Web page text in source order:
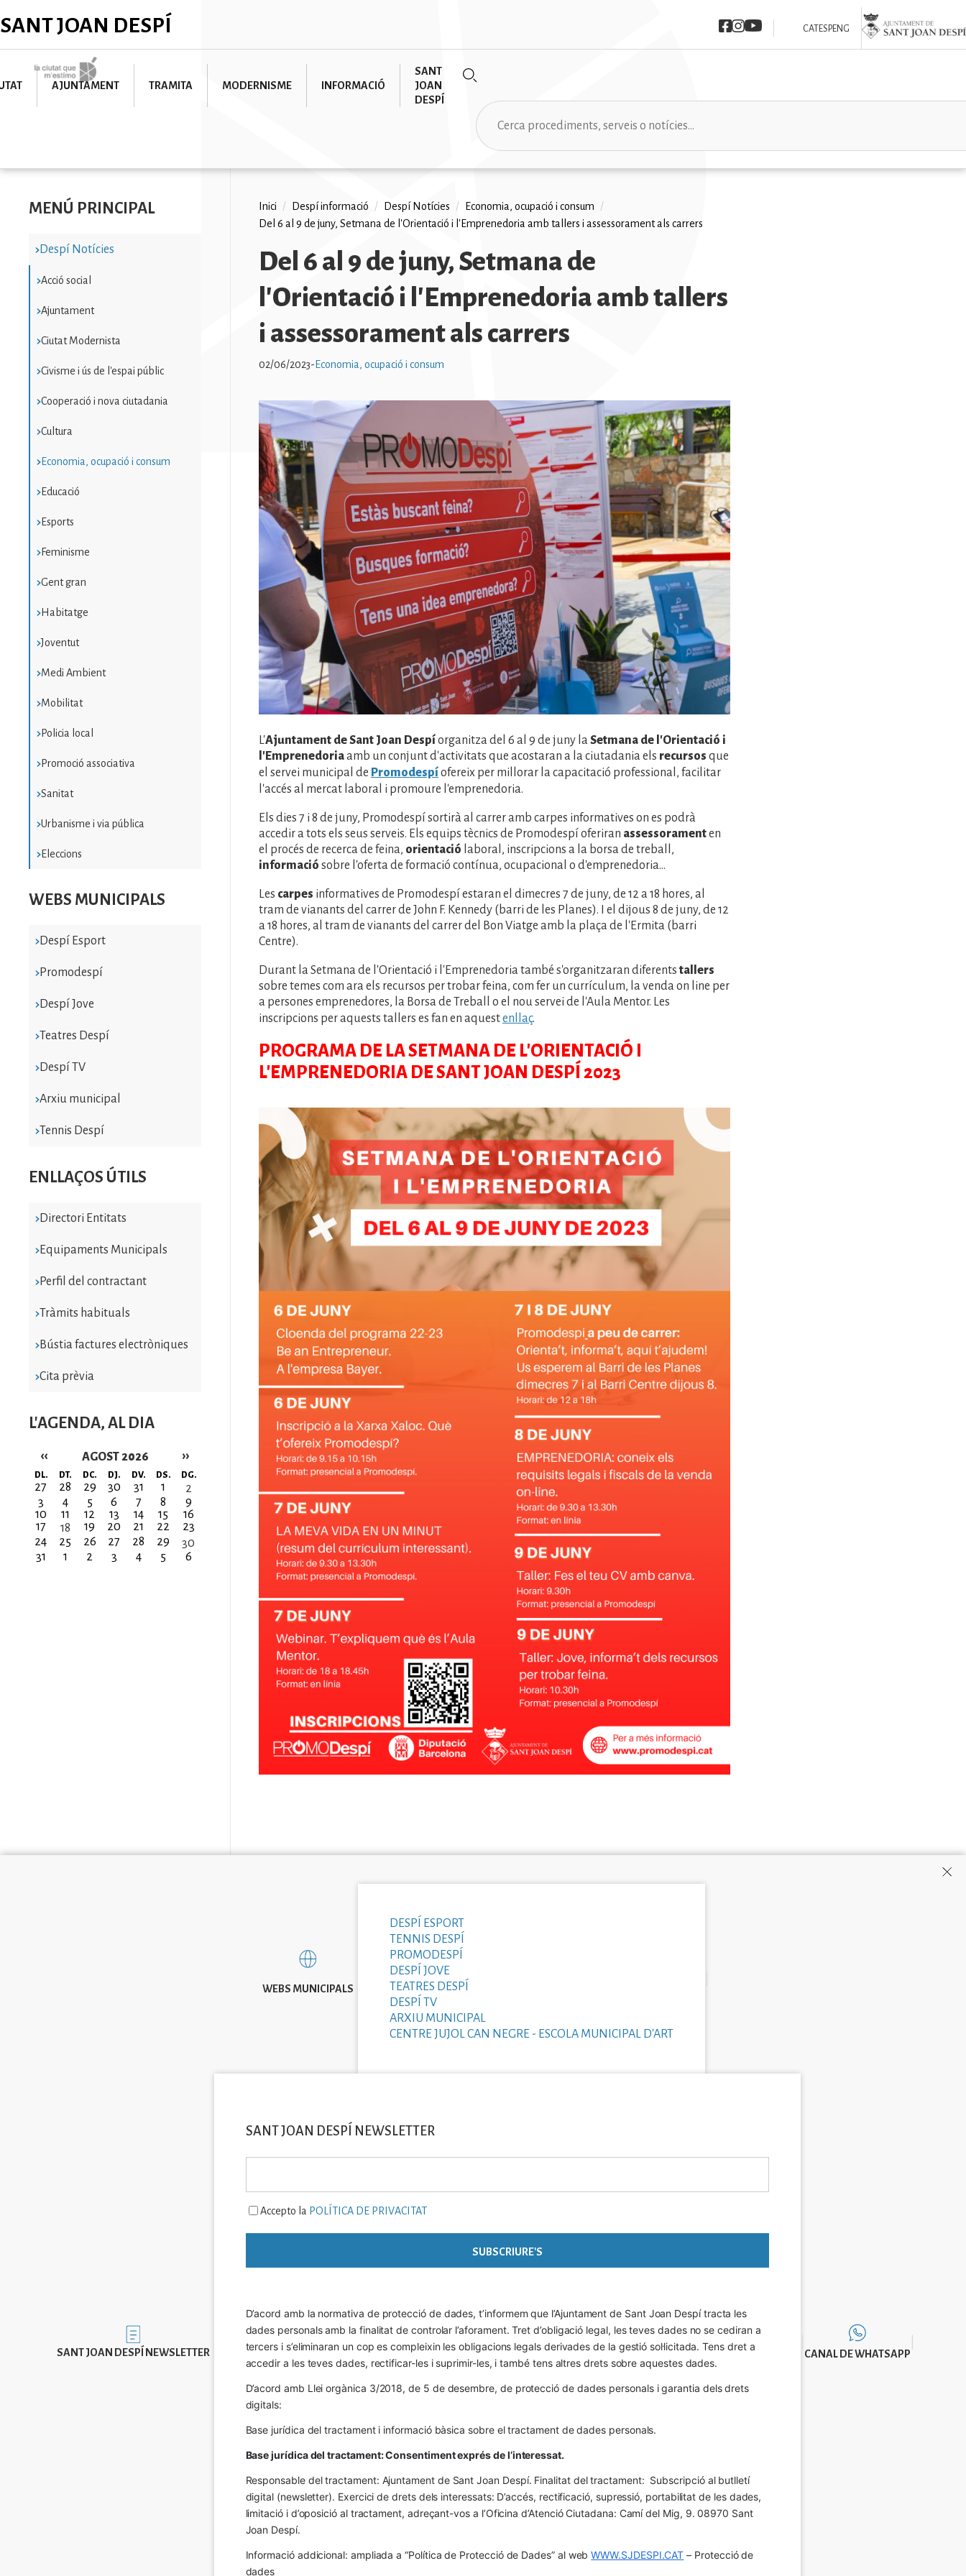
al
SANT JOAN DESPÍ Imatge
Imatge
Imatge CAT ESPENG
Imatge
Imatge
AJUNTAMENT TRAMITA MODERNISME INFORMACIÓ
SANT
JOAN
DESPÍ
Cerca
MENÚ PRINCIPAL
Despí Notícies
Acció social
Ajuntament
Ciutat Modernista
Civisme i ús de l'espai públic
Cooperació i nova ciutadania
Cultura
Economia, ocupació i consum
Educació
Esports
Feminisme
Gent gran
Habitatge
Joventut
Medi Ambient
Mobilitat
Policia local
Promoció associativa
Sanitat
Urbanisme i via pública
Eleccions
WEBS MUNICIPALS
Despí Esport
Promodespí
Despí Jove
Teatres Despí
Despí TV
Arxiu municipal
Tennis Despí
ENLLAÇOS ÚTILS
Directori Entitats
Equipaments Municipals
Perfil del contractant
Tràmits habituals
Bústia factures electròniques
Cita prèvia
L'AGENDA, AL DIA
AGOST 2026
Paginació
‹‹ ››
DL. DT. DC. DJ. DV. DS. DG.
27 28 29 30 31 1
2
3
4 5 6 7 8
9
10
11 12 13 14 15
16
17
18 19 20 21 22
23
24
25 26 27 28 29
30
31
1 2 3 4 5 6
Fil
d'ariadna
Inici / Despí informació / Despí Notícies / Economia, ocupació i consum
/
Del 6 al 9 de juny, Setmana de l'Orientació i l'Emprenedoria amb tallers i assessorament als carrers
Del 6 al 9 de juny, Setmana de
l'Orientació i l'Emprenedoria amb tallers
i assessorament als carrers
02/06/2023- Economia, ocupació i consum
Imatge
L'Ajuntament de Sant Joan Despí organitza del 6 al 9 de juny laSetmana de l'Orientació i
l'Emprenedoriaamb un conjunt d'activitats que acostaran a la ciutadania els recursos que
el servei municipal de Promodespí ofereix per millorar la capacitació professional, facilitar
l'accés al mercat laboral i promoure l'emprenedoria.
Els dies 7 i 8 de juny, Promodespí sortirà al carrer amb carpes informatives on es podrà
accedir a tots els seus serveis. Els equips tècnics de Promodespí oferiran assessoramenten
el procés de recerca de feina, orientació laboral, inscripcions a la borsa de treball,
informació sobre l'oferta de formació contínua, ocupacional o d'emprenedoria...
Les carpes informatives de Promodespí estaran el dimecres 7 de juny, de 12 a 18 hores, al
tram de vianants del carrer de John F. Kennedy (barri de les Planes). I el dijous 8 de juny, de 12
a 18 hores, al tram de vianants del carrer del Bon Viatge amb la plaça de l'Ermita (barri
Centre).
Durant la Setmana de l'Orientació i l'Emprenedoria també s'organitzaran diferentstallers
sobre temes com ara els recursos per trobar feina, com fer un currículum, la venda on line per
a persones emprenedores, la Borsa de Treball o el nou servei de l'Aula Mentor. Les
inscripcions per aquests tallers es fan en aquestenllaç.
PROGRAMA DE LA SETMANA DE L'ORIENTACIÓ I
L'EMPRENEDORIA DE SANT JOAN DESPÍ 2023
WEBS MUNICIPALS
DESPÍ ESPORT
TENNIS DESPÍ
PROMODESPÍ
DESPÍ JOVE
TEATRES DESPÍ
DESPÍ TV
ARXIU MUNICIPAL
CENTRE JUJOL CAN NEGRE - ESCOLA MUNICIPAL D'ART
Imatge
SANT JOAN DESPÍ NEWSLETTER
SANT JOAN DESPÍ NEWSLETTER
Accepto la POLÍTICA DE PRIVACITAT
D’acord amb la normativa de protecció de dades, t’informem que l’Ajuntament de Sant Joan Despí tracta les
dades personals amb la finalitat de controlar l’aforament. Tret d’obligació legal, les teves dades no se cediran a
tercers i s’eliminaran un cop es compleixin les obligacions legals derivades de la gestió sol·licitada. Tens dret a
accedir a les teves dades, rectificar-les i suprimir-les, i també tens altres drets sobre aquestes dades.
D’acord amb Llei orgànica 3/2018, de 5 de desembre, de protecció de dades personals i garantia dels drets
digitals:
Base jurídica del tractament i informació bàsica sobre el tractament de dades personals.
Base jurídica del tractament: Consentiment exprés de l’interessat.
Responsable del tractament: Ajuntament de Sant Joan Despí. Finalitat del tractament:  Subscripció al butlletí
digital (newsletter). Exercici de drets dels interessats: D’accés, rectificació, supressió, portabilitat de les dades,
limitació i d’oposició al tractament, adreçant-vos a l’Oficina d’Atenció Ciutadana: Camí del Mig, 9. 08970 Sant
Joan Despí.
Informació addicional: ampliada a “Política de Protecció de Dades” al web WWW.SJDESPI.CAT – Protecció de
dades
CANAL DE WHATSAPP